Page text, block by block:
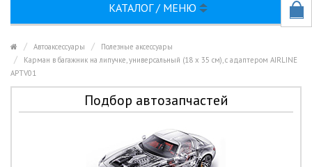
КАТАЛОГ / МЕНЮ
Автоаксессуары
Полезные аксессуары
Карман в багажник на липучке, универсальный (18 x 35 см), с адаптером AIRLINE
APTV01
Подбор автозапчастей